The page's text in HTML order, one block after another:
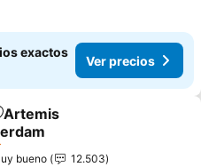
exactos
Ver precios
a favoritos
Artemis
bueno
12.503